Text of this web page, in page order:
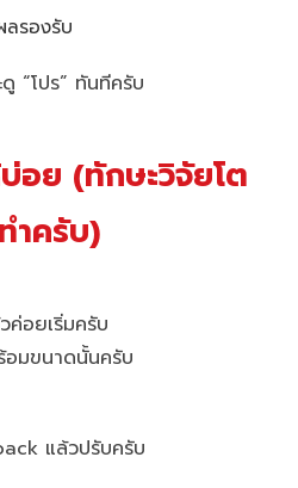
ลรองรับ
“โปร” ทันทีครับ
อย (ทักษะวิจัยโต
ำครับ)
ค่อยเริ่มครับ
มขนาดนั้นครับ
แล้วปรับครับ